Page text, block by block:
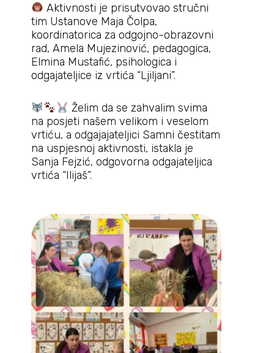
Aktivnosti je prisutvovao stručni
tim Ustanove Maja Čolpa,
koordinatorica za odgojno-obrazovni
rad, Amela Mujezinović, pedagogica,
Elmina Mustafić, psihologica i
odgajateljice iz vrtića “Ljiljani”.
Želim da se zahvalim svima
na posjeti našem velikom i veselom
vrtiću, a odgajajateljici Samni čestitam
na uspjesnoj aktivnosti, istakla je
Sanja Fejzić, odgovorna odgajateljica
vrtića “Ilijaš”.